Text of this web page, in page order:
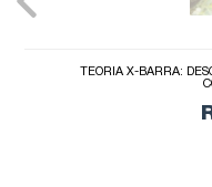
TEORIA X-BARRA: